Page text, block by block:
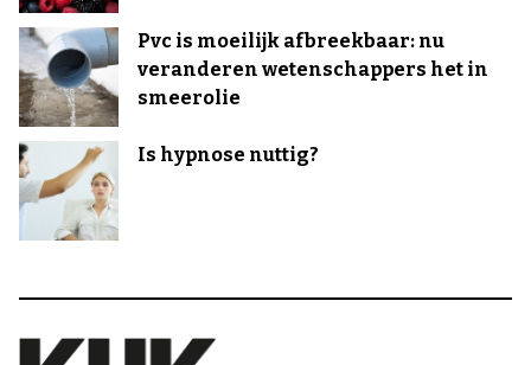
Pvc is moeilijk afbreekbaar: nu
veranderen wetenschappers het in
smeerolie
Is hypnose nuttig?